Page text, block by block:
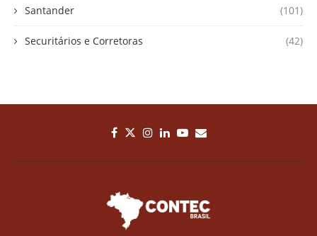
Santander (101)
Securitários e Corretoras (42)